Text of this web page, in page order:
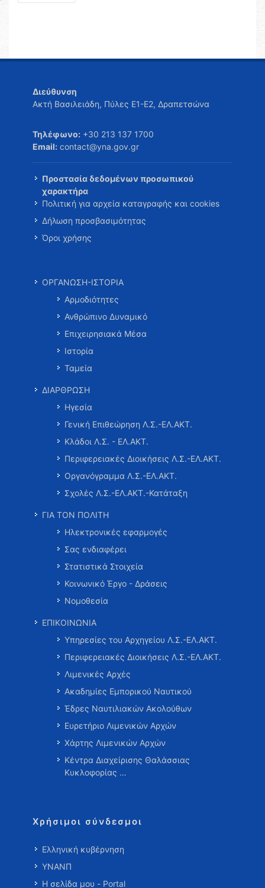
Διεύθυνση
Ακτή Βασιλειάδη, Πύλες Ε1-Ε2, Δραπετσώνα
Τηλέφωνο: +30 213 137 1700
Email: contact@yna.gov.gr
Προστασία δεδομένων προσωπικού
χαρακτήρα
Πολιτική για αρχεία καταγραφής και cookies
Δήλωση προσβασιμότητας
Όροι χρήσης
ΟΡΓΑΝΩΣΗ-ΙΣΤΟΡΙΑ
Αρμοδιότητες
Ανθρώπινο Δυναμικό
Επιχειρησιακά Μέσα
Ιστορία
Ταμεία
ΔΙΑΡΘΡΩΣΗ
Ηγεσία
Γενική Επιθεώρηση Λ.Σ.-ΕΛ.ΑΚΤ.
Κλάδοι Λ.Σ. - ΕΛ.ΑΚΤ.
Περιφερειακές Διοικήσεις Λ.Σ.-ΕΛ.ΑΚΤ.
Οργανόγραμμα Λ.Σ.-ΕΛ.ΑΚΤ.
Σχολές Λ.Σ.-ΕΛ.ΑΚΤ.-Κατάταξη
ΓΙΑ ΤΟΝ ΠΟΛΙΤΗ
Ηλεκτρονικές εφαρμογές
Σας ενδιαφέρει
Στατιστικά Στοιχεία
Κοινωνικό Έργο - Δράσεις
Νομοθεσία
ΕΠΙΚΟΙΝΩΝΙΑ
Υπηρεσίες του Αρχηγείου Λ.Σ.-ΕΛ.ΑΚΤ.
Περιφερειακές Διοικήσεις Λ.Σ.-ΕΛ.ΑΚΤ.
Λιμενικές Αρχές
Ακαδημίες Εμπορικού Ναυτικού
Έδρες Ναυτιλιακών Ακολούθων
Ευρετήριο Λιμενικών Αρχών
Χάρτης Λιμενικών Αρχών
Κέντρα Διαχείρισης Θαλάσσιας
Κυκλοφορίας …
Χρήσιμοι σύνδεσμοι
Ελληνική κυβέρνηση
ΥΝΑΝΠ
Η σελίδα μου - Portal